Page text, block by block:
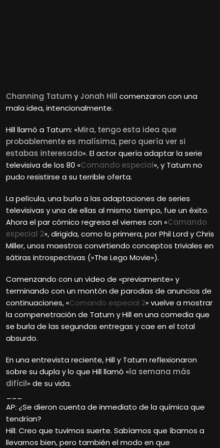
Channing Tatum y Jonah Hill comenzaron con una
mala idea, intencionalmente.
Hill llamó a Tatum: «Mira, tengo esta idea que
probablemente es malísima, pero quería ver si
estabas interesado». El actor quería adaptar la serie
televisiva de los 80 «Comando especial», y Tatum no
pudo resistirse a su terrible oferta.
La película, una burla a las adaptaciones de series
televisivas y una de ellas al mismo tiempo, fue un éxito.
Ahora el par cómico regresa el viernes con «Comando
especial 2», dirigida, como la primera, por Phil Lord y Chris
Miller, unos maestros convirtiendo conceptos triviales en
sátiras introspectivas (»The Lego Movie»).
Comenzando con un video de «previamente» y
terminando con un montón de parodias de anuncios de
continuaciones, «Comando especial 2» vuelve a mostrar
la compenetración de Tatum y Hill en una comedia que
se burla de las segundas entregas y cae en el total
absurdo.
En una entrevista reciente, Hill y Tatum reflexionaron
sobre su dupla y lo que Hill llamó «la semana más
difícil» de su vida.
AP: ¿Se dieron cuenta de inmediato de la química que
tendrían?
Hill: Creo que tuvimos suerte. Sabíamos que íbamos a
llevarnos bien, pero también el modo en que